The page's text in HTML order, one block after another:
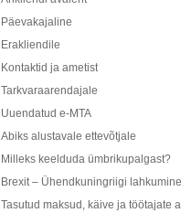
Päevakajaline
Erakliendile
Kontaktid ja ametist
Tarkvaraarendajale
Uuendatud e-MTA
Abiks alustavale ettevõtjale
Milleks keelduda ümbrikupalgast?
Brexit – Ühendkuningriigi
Tasutud maksud, käive ja töötajate